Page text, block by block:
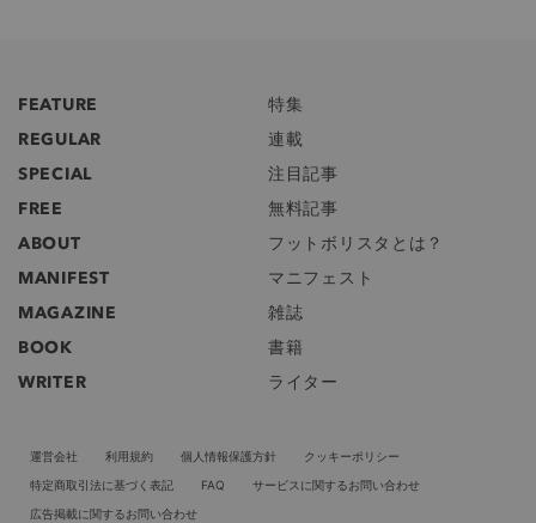
FEATURE
特集
REGULAR
連載
SPECIAL
注目記事
FREE
無料記事
ABOUT
フットボリスタとは？
MANIFEST
マニフェスト
MAGAZINE
雑誌
BOOK
書籍
WRITER
ライター
運営会社 利用規約 個人情報保護方針
クッキーポリシー
特定商取引法に基づく表記
FAQ
サービスに関するお問い合わせ
広告掲載に関するお問い合わせ